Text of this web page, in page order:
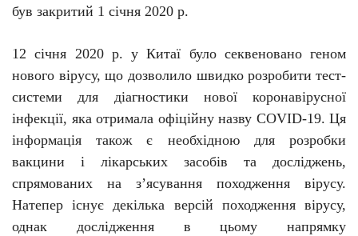
був закритий 1 січня 2020 р.
12 січня 2020 р. уКитаї було секвеновано геном
нового вірусу, що дозволило швидкорозробити тест-
системи для діагностики нової коронавірусної
інфекції, яка отримала офіційну назву COVID-19. Ця
інформація також є необхідною для розробки
вакцини і лікарських засобів та досліджень,
спрямованих на з’ясування походження вірусу.
Натепер існує декілька версій походження вірусу,
однак дослідження в цьому напрямку